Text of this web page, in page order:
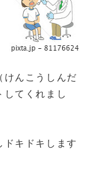
けんこうしんだ
してくれまし
ドキドキします